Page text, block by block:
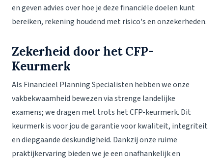
en geven advies over hoe je deze financiële doelen kunt
bereiken, rekening houdend met risico's en onzekerheden.
Zekerheid door het CFP-
Keurmerk
Als Financieel Planning Specialisten hebben we onze
vakbekwaamheid bewezen via strenge landelijke
examens; we dragen met trots het CFP-keurmerk. Dit
keurmerk is voor jou de garantie voor kwaliteit, integriteit
en diepgaande deskundigheid. Dankzij onze ruime
praktijkervaring bieden we je een onafhankelijk en